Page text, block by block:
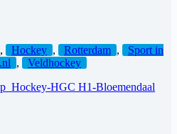
, Hockey , Rotterdam ,
Sport in
, Veldhockey